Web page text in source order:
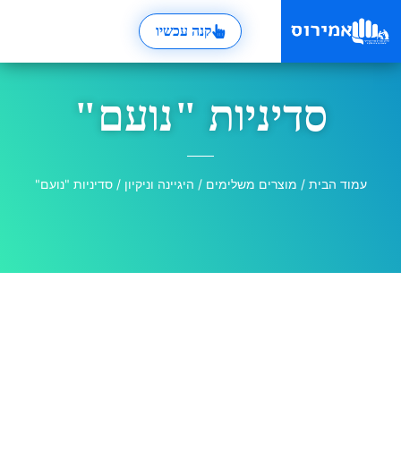
קנה עכשיו
סדיניות "נועם"
עמוד הבית / מוצרים משלימים / היגיינה וניקיון / סדיניות "נועם"